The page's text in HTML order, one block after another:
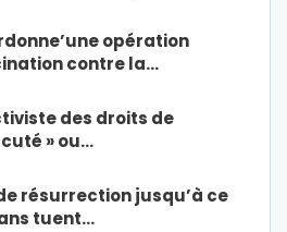
opération
contre la…
des droits de
» ou…
résurrection jusqu’à ce
tuent…